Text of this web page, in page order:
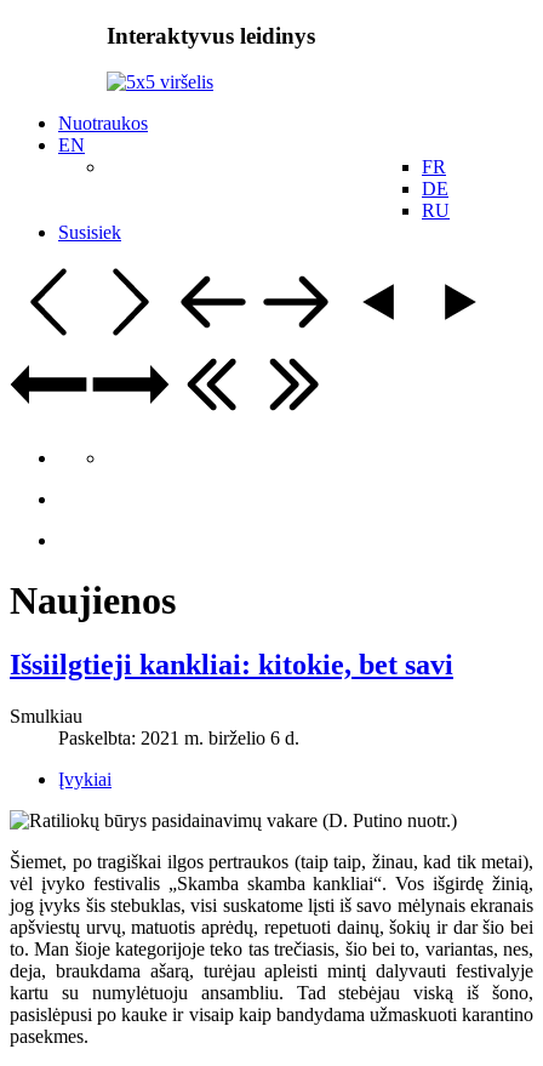
Interaktyvus leidinys
Nuotraukos
EN
FR
DE
RU
Susisiek
Naujienos
Išsiilgtieji kankliai: kitokie, bet savi
Smulkiau
Paskelbta: 2021 m. birželio 6 d.
Įvykiai
Šiemet, po tragiškai ilgos pertraukos (taip taip, žinau, kad tik metai),
vėl įvyko festivalis „Skamba skamba kankliai“. Vos išgirdę žinią,
jog įvyks šis stebuklas, visi suskatome lįsti iš savo mėlynais ekranais
apšviestų urvų, matuotis aprėdų, repetuoti dainų, šokių ir dar šio bei
to. Man šioje kategorijoje teko tas trečiasis, šio bei to, variantas, nes,
deja, braukdama ašarą, turėjau apleisti mintį dalyvauti festivalyje
kartu su numylėtuoju ansambliu. Tad stebėjau viską iš šono,
pasislėpusi po kauke ir visaip kaip bandydama užmaskuoti karantino
pasekmes.